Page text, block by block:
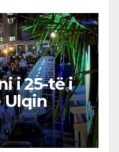
i 25-të i
Ulqin